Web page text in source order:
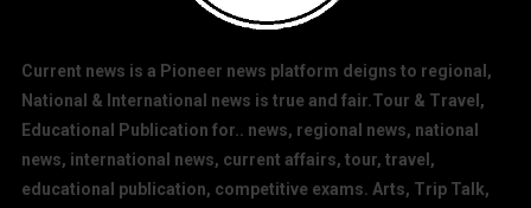
Current news is a Pioneer news platform deigns to regional,
National & International news is true and fair.Tour & Travel,
Educational Publication for.. news, regional news, national
news, international news, current affairs, tour, travel,
educational publication, competitive exams. Arts, Trip Talk,